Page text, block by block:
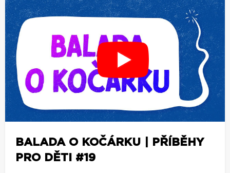
BALADA O KOČÁRKU | PŘÍBĚHY
PRO DĚTI #19